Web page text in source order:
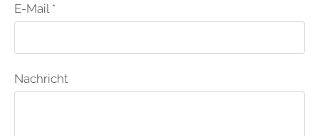
E-Mail *
Nachricht